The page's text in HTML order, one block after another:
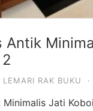
Antik
LEMARI RAK BUKU ·
Jati